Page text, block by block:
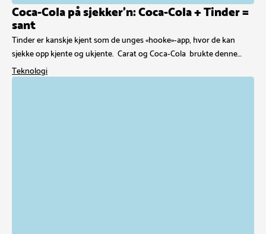
Coca-Cola på sjekker’n: Coca-Cola + Tinder =
sant
Tinder er kanskje kjent som de unges «hooke»-app, hvor de kan
sjekke opp kjente og ukjente. Carat og Coca-Cola brukte denne…
Teknologi